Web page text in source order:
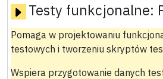
Testy funkcjonalne:
Pomaga w projektowaniu
testowych i tworzeniu skryptów
Wspiera przygotowanie danych